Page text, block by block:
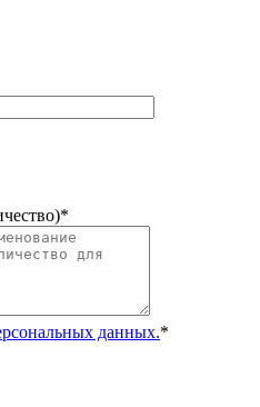
*
данных.*